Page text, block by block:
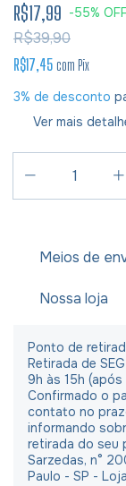
R$17,99 -55%
R$39,90
R$17,45 com Pix
3% de desconto
Ver mais
Meios de
Nossa loja
Ponto de
Retirada de
9h às 15h
Confirmado o
contato no
informando
retirada do seu
Sarzedas, n°
Paulo - SP -